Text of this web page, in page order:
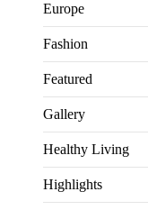
Europe
Fashion
Featured
Gallery
Healthy Living
Highlights